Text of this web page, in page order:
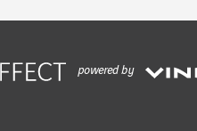
powered by